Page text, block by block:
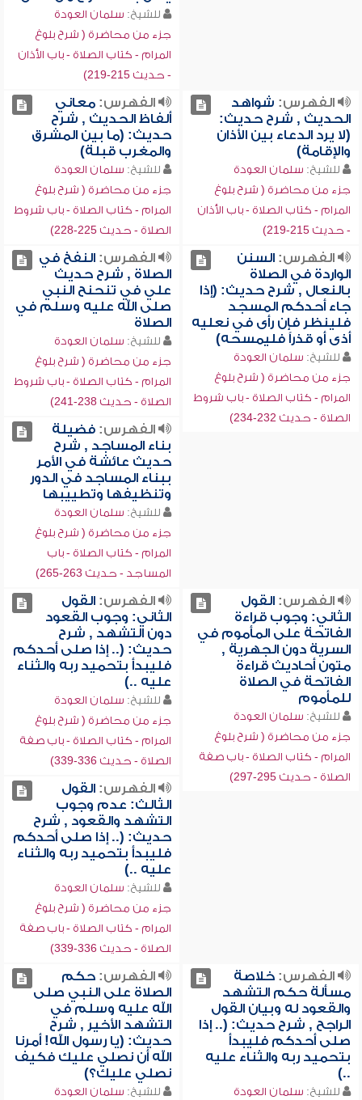
للشيخ: سلمان العودة
جزء من محاضرة ( شرح بلوغ
المرام - كتاب الصلاة - باب الأذان
- حديث 215-219)
الفهرس: شواهد
الحديث , شرح حديث:
(لا يرد الدعاء بين الأذان
والإقامة)
للشيخ: سلمان العودة
جزء من محاضرة ( شرح بلوغ
المرام - كتاب الصلاة - باب الأذان
- حديث 215-219)
الفهرس:معاني
ألفاظ الحديث , شرح
حديث: (ما بين المشرق
والمغرب قبلة)
للشيخ: سلمان العودة
جزء من محاضرة ( شرح بلوغ
المرام - كتاب الصلاة - باب شروط
الصلاة - حديث 225-228)
الفهرس:السنن
الواردة في الصلاة
بالنعال , شرح حديث: (إذا
جاء أحدكم المسجد
فلينظر فإن رأى في نعليه
أذى أو قذراً فليمسحه)
للشيخ: سلمان العودة
جزء من محاضرة ( شرح بلوغ
المرام - كتاب الصلاة - باب شروط
الصلاة - حديث 232-234)
الفهرس:النفخ في
الصلاة , شرح حديث
علي في تنحنح النبي
صلى الله عليه وسلم في
الصلاة
للشيخ: سلمان العودة
جزء من محاضرة ( شرح بلوغ
المرام - كتاب الصلاة - باب شروط
الصلاة - حديث 238-241)
الفهرس:فضيلة
بناء المساجد , شرح
حديث عائشة في الأمر
ببناء المساجد في الدور
وتنظيفها وتطييبها
للشيخ: سلمان العودة
جزء من محاضرة ( شرح بلوغ
المرام - كتاب الصلاة - باب
المساجد - حديث 263-265)
الفهرس:القول
الثاني: وجوب قراءة
الفاتحة على المأموم في
السرية دون الجهرية ,
متون أحاديث قراءة
الفاتحة في الصلاة
للمأموم
للشيخ: سلمان العودة
جزء من محاضرة ( شرح بلوغ
المرام - كتاب الصلاة - باب صفة
الصلاة - حديث 295-297)
الفهرس:القول
الثاني: وجوب القعود
دون التشهد , شرح
حديث: (.. إذا صلى أحدكم
فليبدأ بتحميد ربه والثناء
عليه ..)
للشيخ: سلمان العودة
جزء من محاضرة ( شرح بلوغ
المرام - كتاب الصلاة - باب صفة
الصلاة - حديث 336-339)
الفهرس:القول
الثالث: عدم وجوب
التشهد والقعود , شرح
حديث: (.. إذا صلى أحدكم
فليبدأ بتحميد ربه والثناء
عليه ..)
للشيخ: سلمان العودة
جزء من محاضرة ( شرح بلوغ
المرام - كتاب الصلاة - باب صفة
الصلاة - حديث 336-339)
الفهرس:خلاصة
مسألة حكم التشهد
والقعود له وبيان القول
الراجح , شرح حديث: (.. إذا
صلى أحدكم فليبدأ
بتحميد ربه والثناء عليه
..)
للشيخ: سلمان العودة
الفهرس:حكم
الصلاة على النبي صلى
الله عليه وسلم في
التشهد الأخير , شرح
حديث: (يا رسول الله! أمرنا
الله أن نصلي عليك فكيف
نصلي عليك؟)
للشيخ: سلمان العودة